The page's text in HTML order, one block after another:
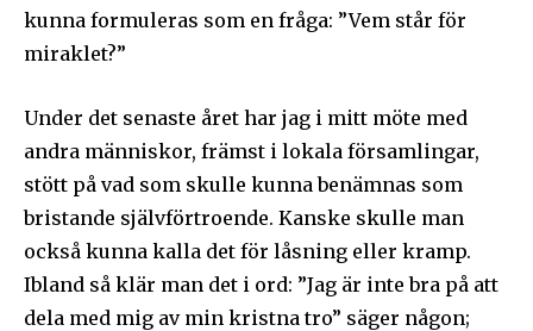
kunna formuleras som en fråga: ”Vem står för
miraklet?”
Under det senaste året har jag i mitt möte med
andra människor, främst i lokala församlingar,
stött på vad som skulle kunna benämnas som
bristande självförtroende. Kanske skulle man
också kunna kalla det för låsning eller kramp.
Ibland så klär man det i ord: ”Jag är inte bra på att
dela med mig av min kristna tro” säger någon;